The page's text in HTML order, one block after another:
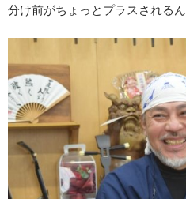
分け前がちょっとプラスされるん